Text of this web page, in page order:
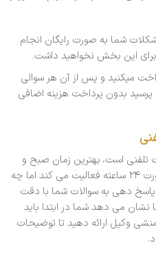
شما به صورت رایگان انجام
این بخش نخواهید داشت.
میکنید و پس از آن هر سوالی
بدون پرداخت هزینه اضافی
تلفنی است، بهترین زمان صبح و
ظهر خواهد بود. البته که وکیل به صورت ۲۴ ساعته فعالیت می کند اما چه
پاسخ دهی به سوالات شما با دقت
نشان می دهد شما در ابتدا باید
وکیل ارائه دهید تا توضیحات